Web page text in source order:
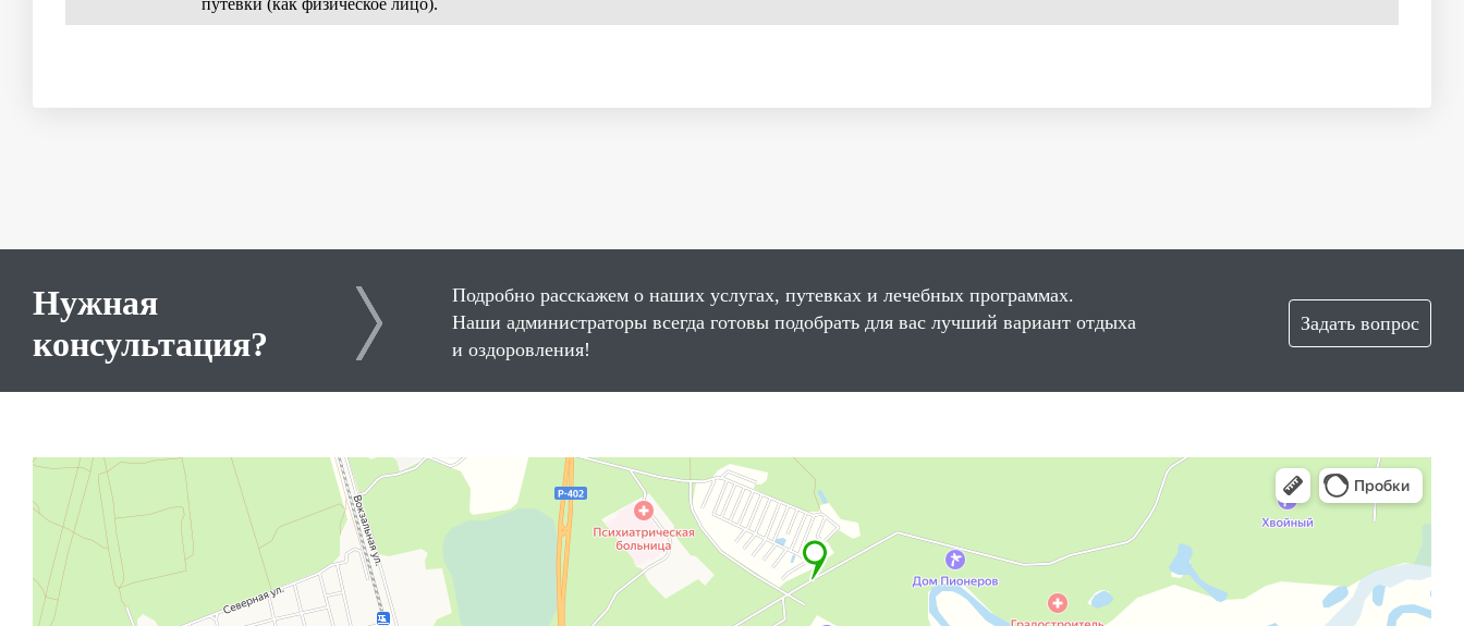
Нужная
консультация?
Подробно расскажем о наших услугах, путевках и лечебных программах.
Наши администраторы всегда готовы подобрать для вас лучший вариант отдыха
и оздоровления!
Задать вопрос